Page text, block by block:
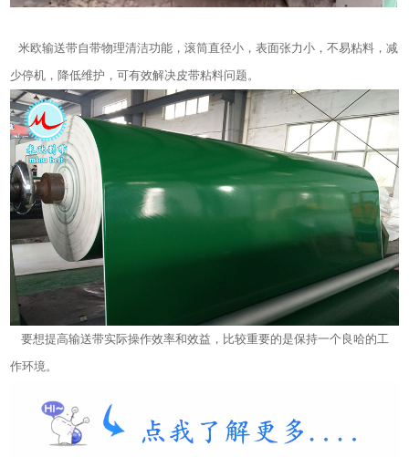
米欧输送带自带物理清洁功能，滚筒直径小，表面张力小，不易粘料，减
少停机，降低维护，可有效解决皮带粘料问题。
要想提高输送带实际操作效率和效益，比较重要的是保持一个良哈的工
作环境。